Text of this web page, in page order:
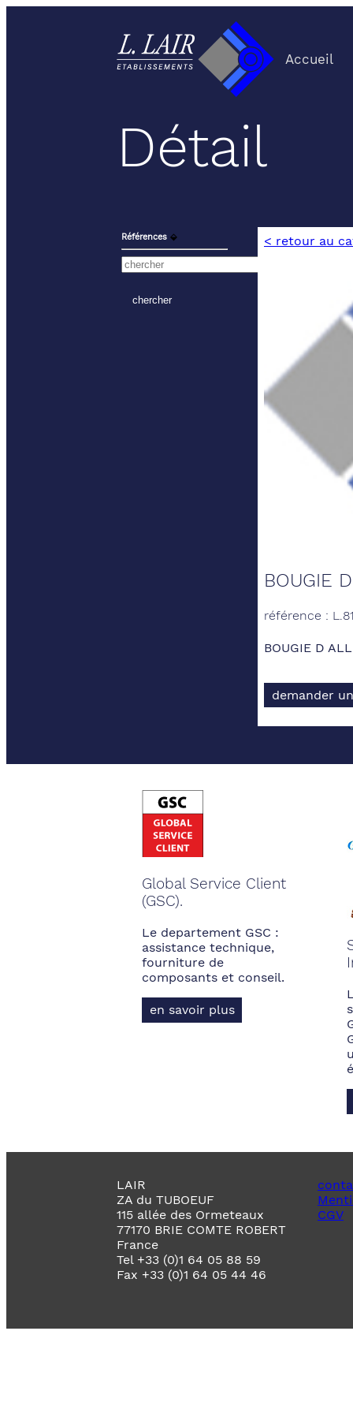
Accueil
Détail
Références ⬙ < retour au
BOUGIE
référence :
BOUGIE D
demander
Global Service Client
(GSC).
Le departement GSC :
assistance technique,
fourniture de
composants et conseil.
en savoir plus
LAIR
ZA du TUBOEUF
115 allée des Ormeteaux
77170 BRIE COMTE ROBERT
France
Tel +33 (0)1 64 05 88 59
Fax +33 (0)1 64 05 44 46
CGV